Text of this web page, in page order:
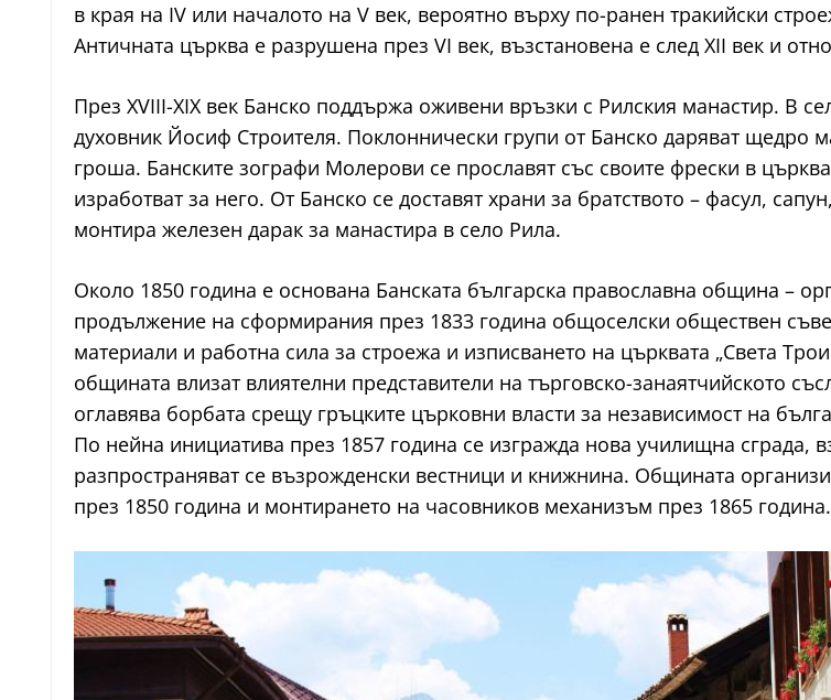
в края на IV или началото на V век, вероятно върху по-ранен тракийски
Античната църква е разрушена през VI век, възстановена е след XII век и
През XVIII-XIX век Банско поддържа оживени връзки с Рилския манастир. В
духовник Йосиф Строителя. Поклоннически групи от Банско даряват щедро
гроша. Банските зографи Молерови се прославят със своите фрески в
изработват за него. От Банско се доставят храни за братството – фасул,
монтира железен дарак за манастира в село Рила.
Около 1850 година е основана Банската българска православна община –
продължение на сформирания през 1833 година общоселски обществен
материали и работна сила за строежа и изписването на църквата „Света
общината влизат влиятелни представители на търговско-занаятчийското
оглавява борбата срещу гръцките църковни власти за независимост на
По нейна инициатива през 1857 година се изгражда нова училищна сграда,
разпространяват се възрожденски вестници и книжнина. Общината
през 1850 година и монтирането на часовников механизъм през 1865 година.